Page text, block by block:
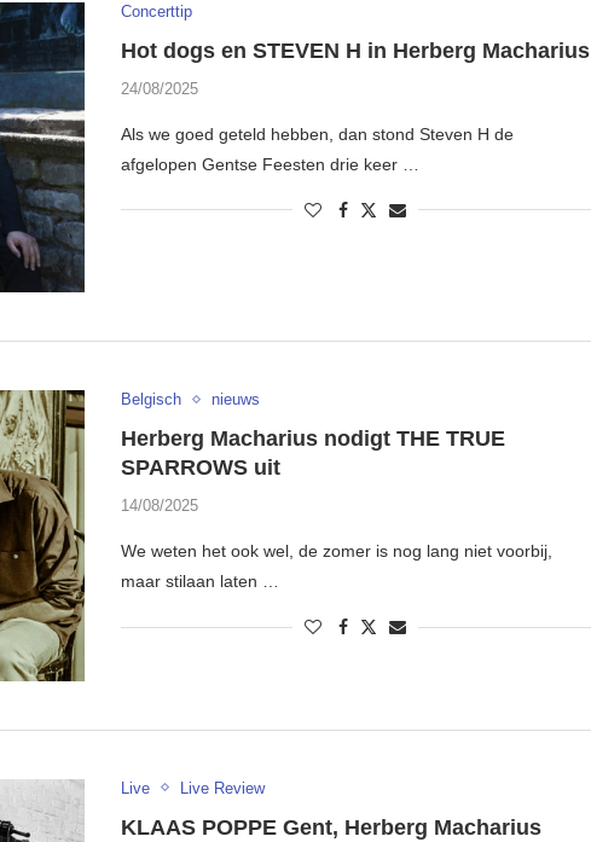
Concerttip
Hot dogs en STEVEN H in Herberg Macharius
24/08/2025
Als we goed geteld hebben, dan stond Steven H de
afgelopen Gentse Feesten drie keer …
Belgisch nieuws
Herberg Macharius nodigt THE TRUE
SPARROWS uit
14/08/2025
We weten het ook wel, de zomer is nog lang niet voorbij,
maar stilaan laten …
Live Live Review
KLAAS POPPE Gent, Herberg Macharius